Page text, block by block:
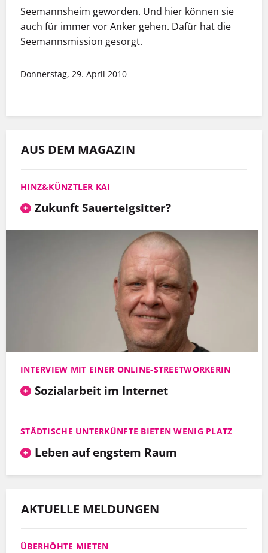
Seemannsheim geworden. Und hier können sie
auch für immer vor Anker gehen. Dafür hat die
Seemannsmission gesorgt.
Donnerstag, 29. April 2010
AUS DEM MAGAZIN
HINZ&KÜNZTLER KAI
Zukunft Sauerteigsitter?
INTERVIEW MIT EINER ONLINE-STREETWORKERIN
Sozialarbeit im Internet
STÄDTISCHE UNTERKÜNFTE BIETEN WENIG PLATZ
Leben auf engstem Raum
AKTUELLE MELDUNGEN
ÜBERHÖHTE MIETEN